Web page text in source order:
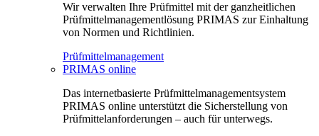
Wir verwalten Ihre Prüfmittel mit der ganzheitlichen
Prüfmittelmanagementlösung PRIMAS zur Einhaltung
von Normen und Richtlinien.
Prüfmittelmanagement
PRIMAS online
Das internetbasierte Prüfmittelmanagementsystem
PRIMAS online unterstützt die Sicherstellung von
Prüfmittelanforderungen – auch für unterwegs.